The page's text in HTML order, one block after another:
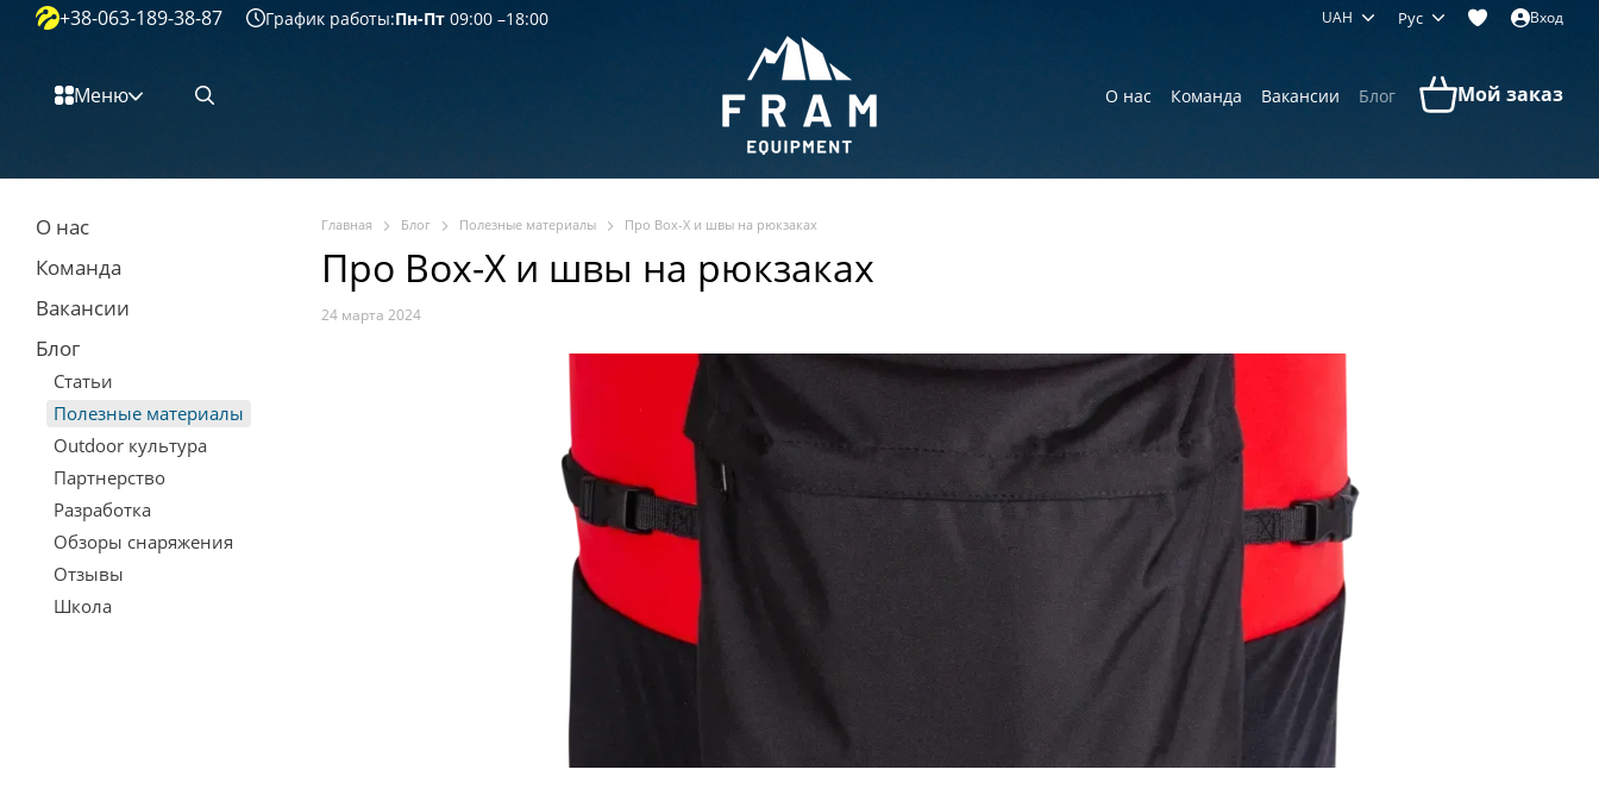
Перейти к основному контенту
+38-063-189-38-87 График работы:Пн-Пт 09:00 –18:00 UAH Рус Вход
Меню О нас Команда Вакансии Блог Мой заказ
Главная Блог Полезные материалы Про Box-X и швы на рюкзаках
Про Box-X и швы на рюкзаках
24 марта 2024
О нас
Команда
Вакансии
Блог
Статьи
Полезные материалы
Outdoor культура
Партнерство
Разработка
Обзоры снаряжения
Отзывы
Школа